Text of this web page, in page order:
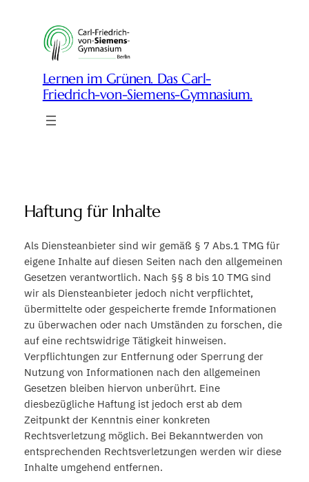
springen
Lernen im Grünen. Das Carl-
Friedrich-von-Siemens-Gymnasium.
Haftung für Inhalte
Als Diensteanbieter sind wir gemäß § 7 Abs.1 TMG für
eigene Inhalte auf diesen Seiten nach den allgemeinen
Gesetzen verantwortlich. Nach §§ 8 bis 10 TMG sind
wir als Diensteanbieter jedoch nicht verpflichtet,
übermittelte oder gespeicherte fremde Informationen
zu überwachen oder nach Umständen zu forschen, die
auf eine rechtswidrige Tätigkeit hinweisen.
Verpflichtungen zur Entfernung oder Sperrung der
Nutzung von Informationen nach den allgemeinen
Gesetzen bleiben hiervon unberührt. Eine
diesbezügliche Haftung ist jedoch erst ab dem
Zeitpunkt der Kenntnis einer konkreten
Rechtsverletzung möglich. Bei Bekanntwerden von
entsprechenden Rechtsverletzungen werden wir diese
Inhalte umgehend entfernen.